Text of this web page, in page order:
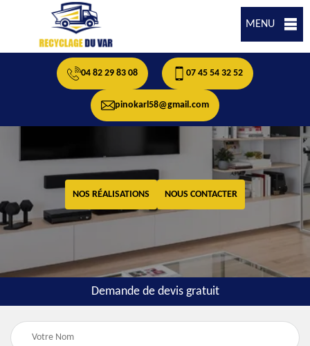
MENU
04 82 29 83 08 07 45 54 32 52
pinokarl58@gmail.com
NOS RÉALISATIONS NOUS CONTACTER
Demande de devis gratuit